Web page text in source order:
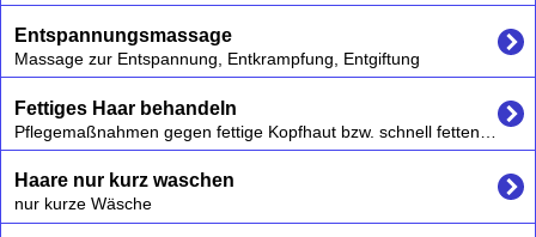
Entspannungsmassage
Massage zur Entspannung, Entkrampfung, Entgiftung
Fettiges Haar behandeln
Haare nur kurz waschen
nur kurze Wäsche